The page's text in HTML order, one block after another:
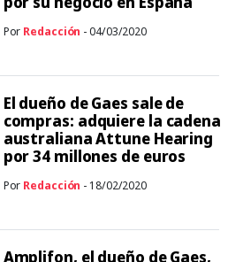
Por Redacción - 04/03/2020
El dueño de Gaes sale de
compras: adquiere la cadena
australiana Attune Hearing
por 34 millones de euros
Por Redacción - 18/02/2020
Amplifon, el dueño de Gaes,